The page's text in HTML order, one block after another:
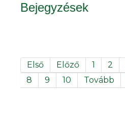
Bejegyzések
Első Előző 1 2
8
9 10 Tovább